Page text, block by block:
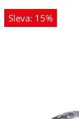
Sleva: 15%